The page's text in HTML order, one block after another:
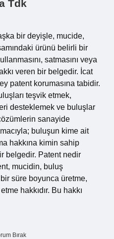
Tdk
bir deyişle, mucide,
ürünü belirli bir
satmasını veya
veren bir belgedir. İcat
patent korumasına tabidir.
teşvik etmek,
desteklemek ve buluşlar
sanayide
buluşun kime ait
hakkına kimin sahip
belgedir. Patent nedir
mucidin, buluş
süre boyunca üretme,
hakkıdır. Bu hakkı
Bırak